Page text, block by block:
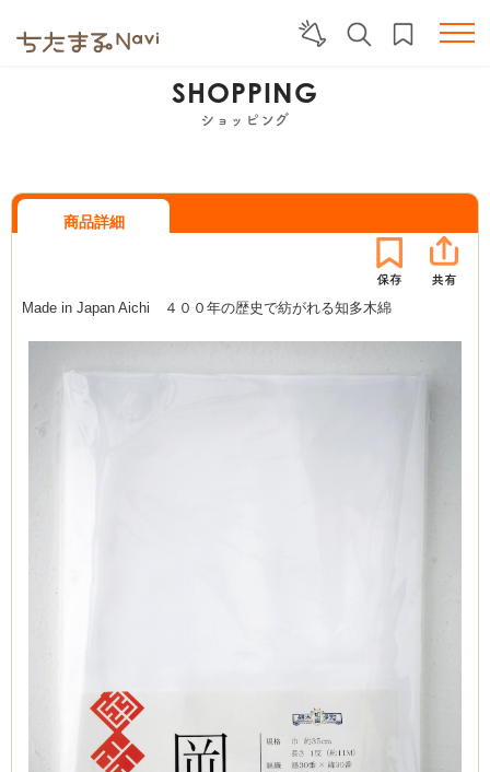
SHOPPING
ショッピング
商品詳細
Made in Japan Aichi ４００年の歴史で紡がれる知多木綿